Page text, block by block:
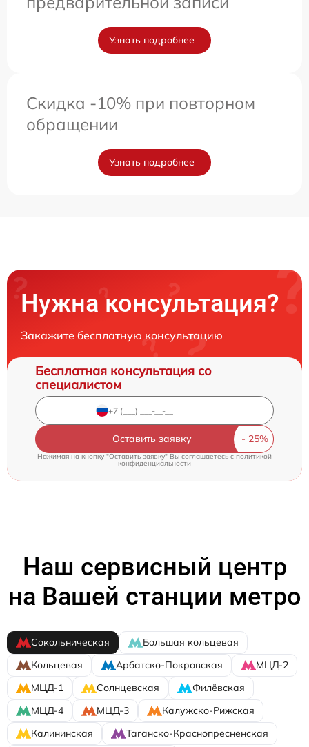
Узнать подробнее
Скидка -10% при повторном
обращении
Узнать подробнее
Нужна консультация?
Закажите бесплатную консультацию
Бесплатная консультация со
специалистом
Оставить заявку
Нажимая на кнопку "Оставить заявку" Вы соглашаетесь c политикой
конфиденциальности
Наш сервисный центр
на Вашей станции метро
Сокольническая
Большая кольцевая
Кольцевая
Арбатско-Покровская
МЦД-2
МЦД-1
Солнцевская
Филёвская
МЦД-4
МЦД-3
Калужско-Рижская
Калининская
Таганско-Краснопресненская